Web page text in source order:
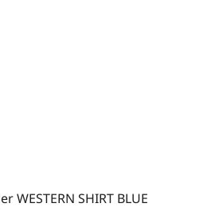
WESTERN SHIRT BLUE